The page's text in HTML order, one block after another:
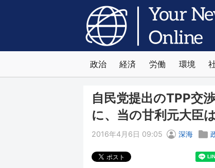
政治 経済 労働 環境
自民党提出のTPP交
に、当の甘利元大臣
2016年4月6日 09:05 深海